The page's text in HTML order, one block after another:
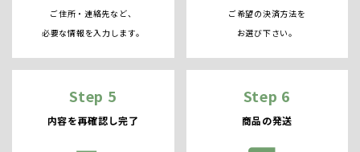
ご住所・連絡先など、
必要な情報を入力します。
ご希望の決済方法を
お選び下さい。
Step 5
内容を再確認し完了
Step 6
商品の発送